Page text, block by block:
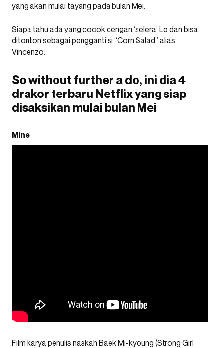
yang akan mulai tayang pada bulan Mei.
Siapa tahu ada yang cocok dengan ‘selera’ Lo dan bisa
ditonton sebagai pengganti si “Corn Salad” alias
Vincenzo.
So without further a do, ini dia 4
drakor terbaru Netflix yang siap
disaksikan mulai bulan Mei
Mine
Film karya penulis naskah Baek Mi-kyoung (Strong Girl